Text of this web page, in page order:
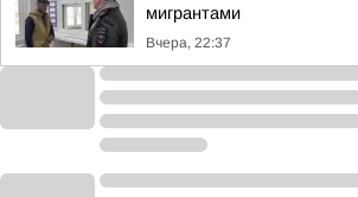
мигрантами
Вчера, 22:37